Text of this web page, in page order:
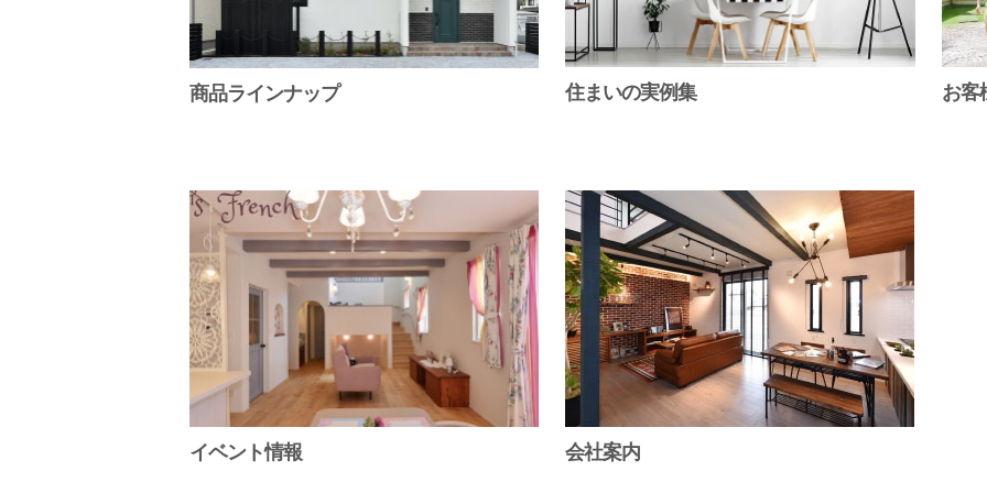
商品ラインナップ 住まいの実例集 お客
イベント情報 会社案内